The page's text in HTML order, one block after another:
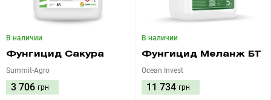
В наличии
Фунгицид Сакура
Summit-Agro
3 706 грн
В наличии
Фунгицид Меланж БТ
Ocean Invest
11 734 грн